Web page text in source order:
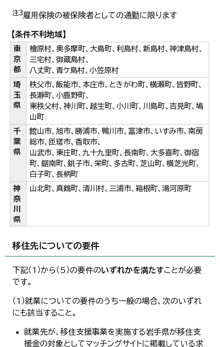
注3雇用保険の被保険者としての通勤に限ります
【条件不利地域】
東
京
都
檜原村、奥多摩町、大島町、利島村、新島村、神津島村、
三宅村、御蔵島村、
八丈町、青ケ島村、小笠原村
埼
玉
県
秩父市、飯能市、本庄市、ときがわ町、横瀬町、皆野町、
長瀞町、小鹿野町、
東秩父村、神川町、越生町、小川町、川島町、吉見町、鳩
山町
千
葉
県
館山市、旭市、勝浦市、鴨川市、富津市、いすみ市、南房
総市、匝瑳市、香取市、
山武市、東庄町、九十九里町、長南町、大多喜町、御宿
町、鋸南町、銚子市、栄町、多古町、芝山町、横芝光町、
白子町、長柄町
神
奈
川
県
山北町、真鶴町、清川村、三浦市、箱根町、湯河原町
移住先についての要件
下記（1）から（5）の要件のいずれかを満たすことが必要
です。
（1）就業についての要件のうち一般の場合、次のいずれ
にも該当すること。
就業先が、移住支援事業を実施する岩手県が移住支
援金の対象としてマッチングサイトに掲載している求